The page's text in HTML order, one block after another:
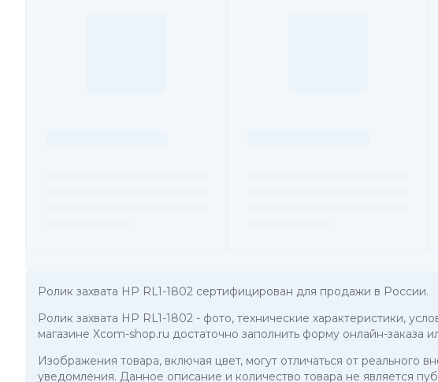
Ролик захвата HP RL1-1802 сертифицирован для продажи в России.
Ролик захвата HP RL1-1802 - фото, технические характеристики,
магазине Xcom-shop.ru достаточно заполнить форму онлайн-заказа
Изображения товара, включая цвет, могут отличаться от
уведомления. Данное описание и количество товара не является